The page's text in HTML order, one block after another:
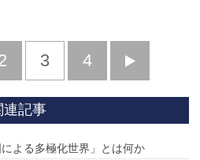
3 4
へ
連記事
よる多極化世界」とは何か